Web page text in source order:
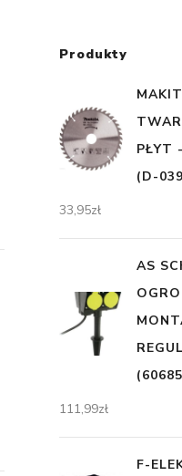
Produkty
PŁYT
(D-
33,95zł
AS
111,99zł
F-